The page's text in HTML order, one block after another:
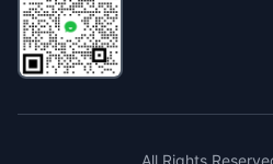
All Rights